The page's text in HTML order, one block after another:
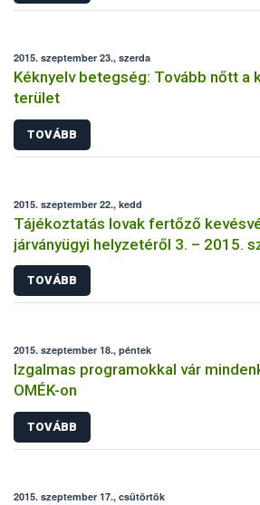
2015. szeptember 23., szerda
Kéknyelv betegség: Tovább nőtt a
terület
TOVÁBB
2015. szeptember 22., kedd
Tájékoztatás lovak fertőző
járványügyi helyzetéről 3. – 2015.
TOVÁBB
2015. szeptember 18., péntek
Izgalmas programokkal vár
OMÉK-on
TOVÁBB
2015. szeptember 17., csütörtök